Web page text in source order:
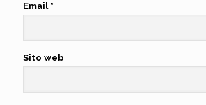
Email *
Sito web